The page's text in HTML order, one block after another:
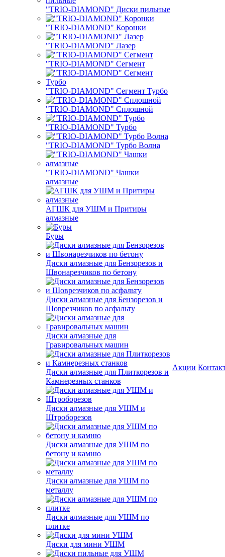
"TRIO-DIAMOND" Диски пильные
"TRIO-DIAMOND" Коронки
"TRIO-DIAMOND" Лазер
"TRIO-DIAMOND" Сегмент
"TRIO-DIAMOND" Сегмент Турбо
"TRIO-DIAMOND" Сплошной
"TRIO-DIAMOND" Турбо
"TRIO-DIAMOND" Турбо Волна
"TRIO-DIAMOND" Чашки
алмазные
АГШК для УШМ и Притиры
алмазные
Буры
Диски алмазные для Бензорезов и
Швонарезчиков по бетону
Диски алмазные для Бензорезов и
Шоврезчиков по асфальту
Диски алмазные для
Гравировальных машин
Диски алмазные для Плиткорезов и
Камнерезных станков
Диски алмазные для УШМ и
Штроборезов
Диски алмазные для УШМ по
бетону и камню
Диски алмазные для УШМ по
металлу
Диски алмазные для УШМ по
плитке
Диски для мини УШМ
Акции